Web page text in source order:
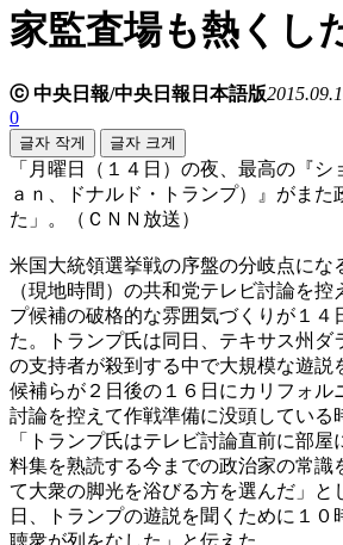
家監査場も熱くし
ⓒ 中央日報/中央日報日本語版
0
글자 작게 글자 크게
「月曜日（１４日）の夜、最高の『
ａｎ、ドナルド・トランプ）』がまた
た」。（ＣＮＮ放送）
米国大統領選挙戦の序盤の分岐点にな
（現地時間）の共和党テレビ討論を
プ候補の破格的な雰囲気づくりが１４
た。トランプ氏は同日、テキサス州ダ
の支持者が殺到する中で大規模な遊説
候補らが２日後の１６日にカリフォル
討論を控えて作戦準備に没頭している
「トランプ氏はテレビ討論直前に部
料集を熟読する今までの政治家の常識
て大衆の脚光を浴びる方を選んだ」と
日、トランプの遊説を聞くために１０